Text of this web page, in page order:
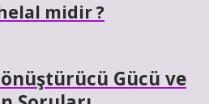
midir ?
Gücü ve